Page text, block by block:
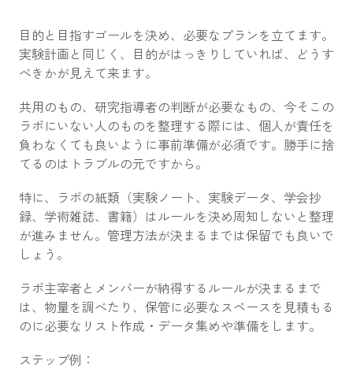
目的と目指すゴールを決め、必要なプランを立てます。
実験計画と同じく、目的がはっきりしていれば、どうす
べきかが見えて来ます。
共用のもの、研究指導者の判断が必要なもの、今そこの
ラボにいない人のものを整理する際には、個人が責任を
負わなくても良いように事前準備が必須です。勝手に捨
てるのはトラブルの元ですから。
特に、ラボの紙類（実験ノート、実験データ、学会抄
録、学術雑誌、書籍）はルールを決め周知しないと整理
が進みません。管理方法が決まるまでは保留でも良いで
しょう。
ラボ主宰者とメンバーが納得するルールが決まるまで
は、物量を調べたり、保管に必要なスペースを見積もる
のに必要なリスト作成・データ集めや準備をします。
ステップ例：